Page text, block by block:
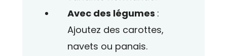
Avec des légumes :
Ajoutez des carottes,
navets ou panais.